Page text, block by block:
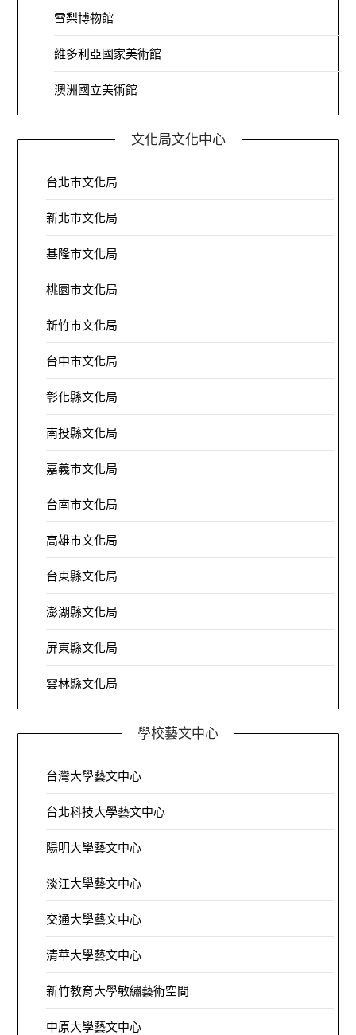
雪梨博物館
維多利亞國家美術館
澳洲國立美術館
文化局文化中心
台北市文化局
新北市文化局
基隆市文化局
桃園市文化局
新竹市文化局
台中市文化局
彰化縣文化局
南投縣文化局
嘉義市文化局
台南市文化局
高雄市文化局
台東縣文化局
澎湖縣文化局
屏東縣文化局
雲林縣文化局
學校藝文中心
台灣大學藝文中心
台北科技大學藝文中心
陽明大學藝文中心
淡江大學藝文中心
交通大學藝文中心
清華大學藝文中心
新竹教育大學敏繡藝術空間
中原大學藝文中心